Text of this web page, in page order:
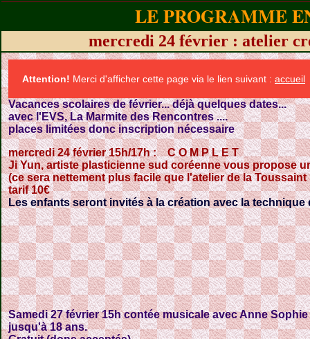
LE PROGRAMME
mercredi 24 février : atelier
Attention! Merci d'afficher cette page via le lien suivant : accueil
Vacances scolaires de février... déjà quelques dates...
avec l'EVS, La Marmite des Rencontres ....
places limitées donc inscription nécessaire
mercredi 24 février 15h/17h : C O M P L E T
Ji Yun, artiste plasticienne sud coréenne vous propose
(ce sera nettement plus facile que l'atelier de la Toussaint
tarif 10€
Les enfants seront invités à la création avec la technique
Samedi 27 février 15h contée musicale avec Anne
jusqu'à 18 ans.